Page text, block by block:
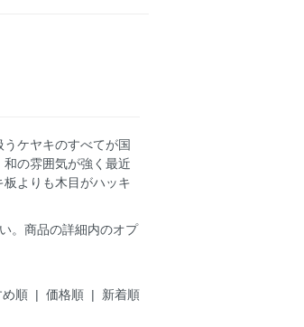
ケヤキのすべてが国
の雰囲気が強く最近
よりも木目がハッキ
。商品の詳細内のオプ
め順 | 価格順 | 新着順